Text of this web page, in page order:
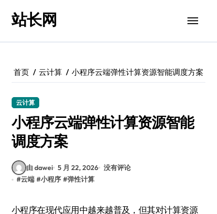
站长网
首页 云计算 小程序云端弹性计算资源智能调度方案
云计算
小程序云端弹性计算资源智能
调度方案
由 dawei 5 月 22, 2026 没有评论
#云端 #小程序 #弹性计算
小程序在现代应用中越来越普及，但其对计算资源